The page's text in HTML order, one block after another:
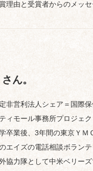
理由と受賞者からのメッ
ん。
非営利法人シェア＝国際
ィモール事務所プロジェ
卒業後、3年間の東京ＹＭ
エイズの電話相談ボラン
協力隊として中米ベリー